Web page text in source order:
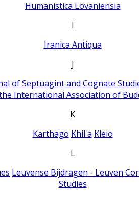
Humanistica Lovaniensia
I
Iranica Antiqua
J
of Septuagint and Cognate
International Association of
K
Karthago Khil'a Kleio
L
Leuvense Bijdragen - Leuven
Studies